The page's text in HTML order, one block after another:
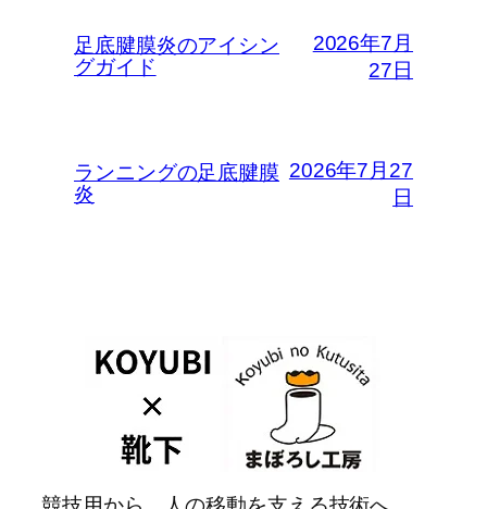
足底腱膜炎のアイシン
グガイド
2026年7月
27日
ランニングの足底腱膜
炎
2026年7月27
日